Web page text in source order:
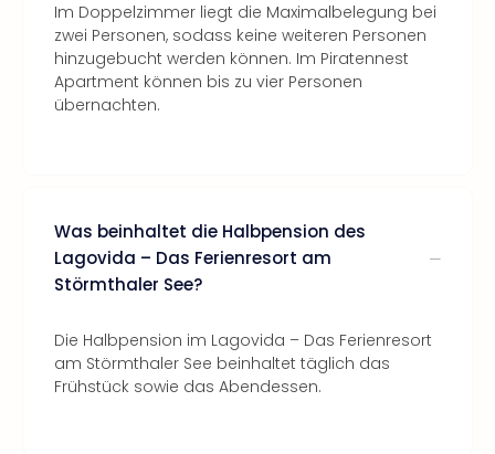
Im Doppelzimmer liegt die Maximalbelegung bei
zwei Personen, sodass keine weiteren Personen
hinzugebucht werden können. Im Piratennest
Apartment können bis zu vier Personen
übernachten.
Was beinhaltet die Halbpension des
Lagovida – Das Ferienresort am
Störmthaler See?
Die Halbpension im Lagovida – Das Ferienresort
am Störmthaler See beinhaltet täglich das
Frühstück sowie das Abendessen.